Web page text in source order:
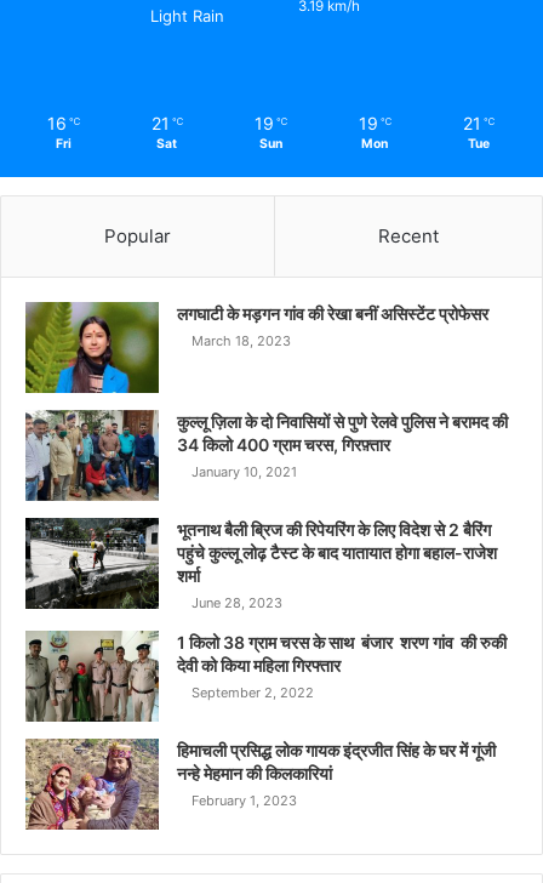
Light Rain 3.19 km/h
16 ℃
Fri
21 ℃
Sat
19 ℃
Sun
19 ℃
Mon
21 ℃
Tue
Popular Recent
लगघाटी के मड़गन गांव की रेखा बनीं असिस्टेंट प्रोफेसर
March 18, 2023
कुल्लू ज़िला के दो निवासियों से पुणे रेलवे पुलिस ने बरामद की
34 किलो 400 ग्राम चरस, गिरफ़्तार
January 10, 2021
भूतनाथ बैली ब्रिज की रिपेयरिंग के लिए विदेश से 2 बैरिंग
पहुंचे कुल्लू लोढ़ टैस्ट के बाद यातायात होगा बहाल-राजेश
शर्मा
June 28, 2023
1 किलो 38 ग्राम चरस के साथ बंजार शरण गांव की रुकी
देवी को किया महिला गिरफ्तार
September 2, 2022
हिमाचली प्रसिद्ध लोक गायक इंद्रजीत सिंह के घर में गूंजी
नन्हे मेहमान की किलकारियां
February 1, 2023